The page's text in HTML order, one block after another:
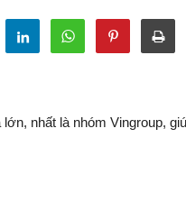
nhất là nhóm Vingroup,